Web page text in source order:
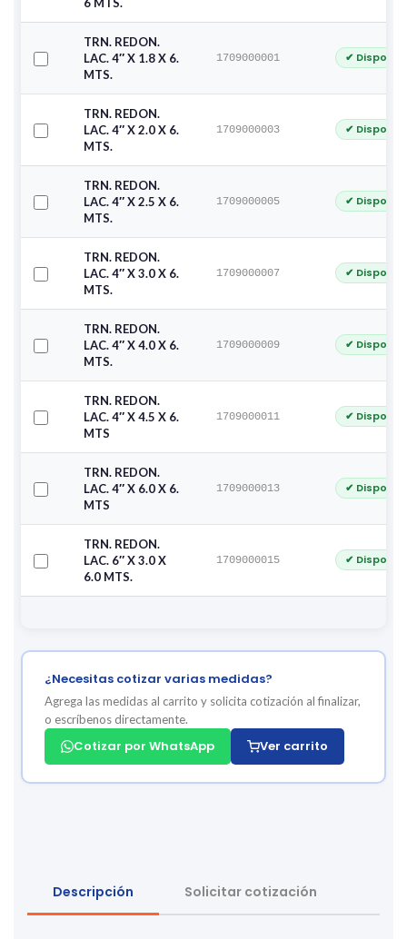
TRN. REDON.
LAC. 4″ X 1.8 X 6.
MTS.
1709000001 ✔
TRN. REDON.
LAC. 4″ X 2.0 X 6.
MTS.
1709000003 ✔
TRN. REDON.
LAC. 4″ X 2.5 X 6.
MTS.
1709000005 ✔
TRN. REDON.
LAC. 4″ X 3.0 X 6.
MTS.
1709000007 ✔
TRN. REDON.
LAC. 4″ X 4.0 X 6.
MTS.
1709000009 ✔
TRN. REDON.
LAC. 4″ X 4.5 X 6.
MTS
1709000011 ✔
TRN. REDON.
LAC. 4″ X 6.0 X 6.
MTS
1709000013 ✔
TRN. REDON.
LAC. 6″ X 3.0 X
6.0 MTS.
1709000015 ✔
¿Necesitas cotizar varias medidas?
Agrega las medidas al carrito y solicita cotización al finalizar,
o escríbenos directamente.
Cotizar por WhatsApp Ver carrito
Descripción Solicitar cotización